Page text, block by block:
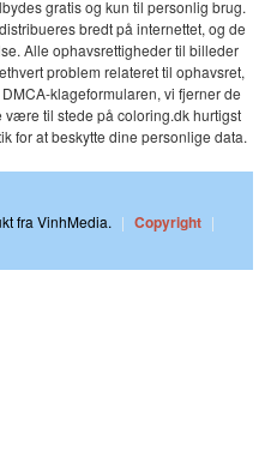
gratis og kun til personlig brug.
bredt på internettet, og de
Alle ophavsrettigheder til billeder
problem relateret til ophavsret,
klageformularen, vi fjerner de
til stede på coloring.dk hurtigst
for at beskytte dine personlige data.
fra VinhMedia. | Copyright |